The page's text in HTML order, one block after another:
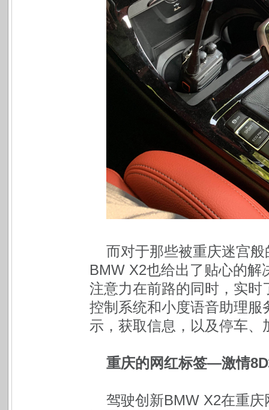
而对于那些被重庆迷宫
BMW X2也给出了贴心的
注意力在前路的同时，实
控制系统和小度语音助理
示，获取信息，以及停车
重庆的网红标签—激情
驾驶创新BMW X2在重